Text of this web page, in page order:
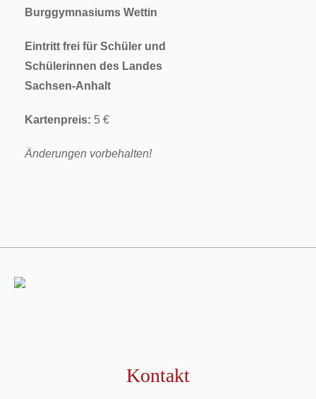
Burggymnasiums Wettin
Eintritt frei für Schüler und
Schülerinnen des Landes
Sachsen-Anhalt
Kartenpreis: 5 €
Änderungen vorbehalten!
Kontakt